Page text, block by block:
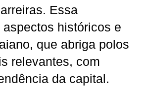
Essa
históricos e
que abriga polos
relevantes, com
da capital.